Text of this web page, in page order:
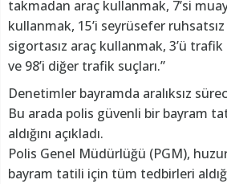
takmadan araç kullanmak, 7’si
kullanmak, 15’i seyrüsefer
sigortasız araç kullanmak, 3’ü trafik
ve 98’i diğer trafik suçları.”
Denetimler bayramda aralıksız
Bu arada polis güvenli bir bayram
aldığını açıkladı.
Polis Genel Müdürlüğü (PGM),
bayram tatili için tüm tedbirleri